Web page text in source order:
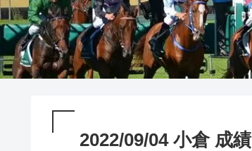
2022/09/04 小倉 成績